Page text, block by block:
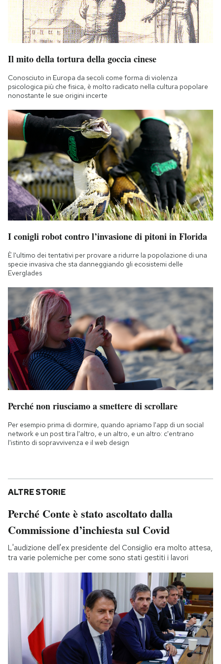
Il mito della tortura della goccia cinese
Conosciuto in Europa da secoli come forma di violenza
psicologica più che fisica, è molto radicato nella cultura popolare
nonostante le sue origini incerte
I conigli robot contro l’invasione di pitoni in Florida
È l'ultimo dei tentativi per provare a ridurre la popolazione di una
specie invasiva che sta danneggiando gli ecosistemi delle
Everglades
Perché non riusciamo a smettere di scrollare
Per esempio prima di dormire, quando apriamo l'app di un social
network e un post tira l'altro, e un altro, e un altro: c'entrano
l'istinto di sopravvivenza e il web design
ALTRE STORIE
Perché Conte è stato ascoltato dalla
Commissione d’inchiesta sul Covid
L'audizione dell'ex presidente del Consiglio era molto attesa,
tra varie polemiche per come sono stati gestiti i lavori